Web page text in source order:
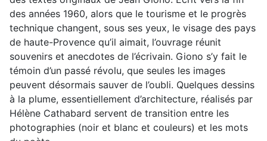
des années 1960, alors que le tourisme et le progrès
technique changent, sous ses yeux, le visage des pays
de haute-Provence qu’il aimait, l’ouvrage réunit
souvenirs et anecdotes de l’écrivain. Giono s’y fait le
témoin d’un passé révolu, que seules les images
peuvent désormais sauver de l’oubli. Quelques dessins
à la plume, essentiellement d’architecture, réalisés par
Hélène Cathabard servent de transition entre les
photographies (noir et blanc et couleurs) et les mots